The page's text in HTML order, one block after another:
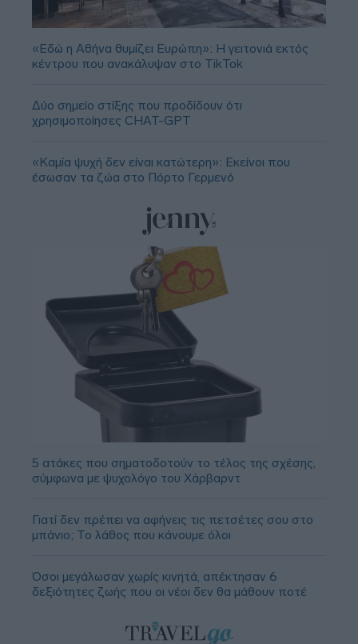
«Εδώ η Αθήνα θυμίζει Ευρώπη»: H γειτονιά εκτός
κέντρου που ανακάλυψαν στο TikTok
Δύο σημείο στίξης που προδίδουν ότι
χρησιμοποίησες CHAT-GPT
«Καμία ψυχή δεν είναι κατώτερη»: Εκείνοι που
έσωσαν τα ζώα στο Πόρτο Γερμενό
5 ατάκες που σηματοδοτούν το τέλος της σχέσης,
σύμφωνα με ψυχολόγο του Χάρβαρντ
Γιατί δεν πρέπει να αφήνεις τις πετσέτες σου στο
μπάνιο; Το λάθος που κάνουμε όλοι
Όσοι μεγάλωσαν χωρίς κινητά, απέκτησαν 6
δεξιότητες ζωής που οι νέοι δεν θα μάθουν ποτέ